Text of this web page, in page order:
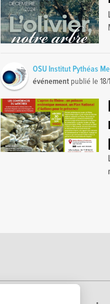
OSU Institut Pythéas
événement publié le